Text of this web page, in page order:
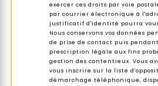
exercer ces droits par voie
par courrier électronique à
justificatif d'identité pourra
Nous conservons vos données
de prise de contact puis
prescription légale aux fins
gestion des contentieux. Vous
vous inscrire sur la liste
démarchage téléphonique,